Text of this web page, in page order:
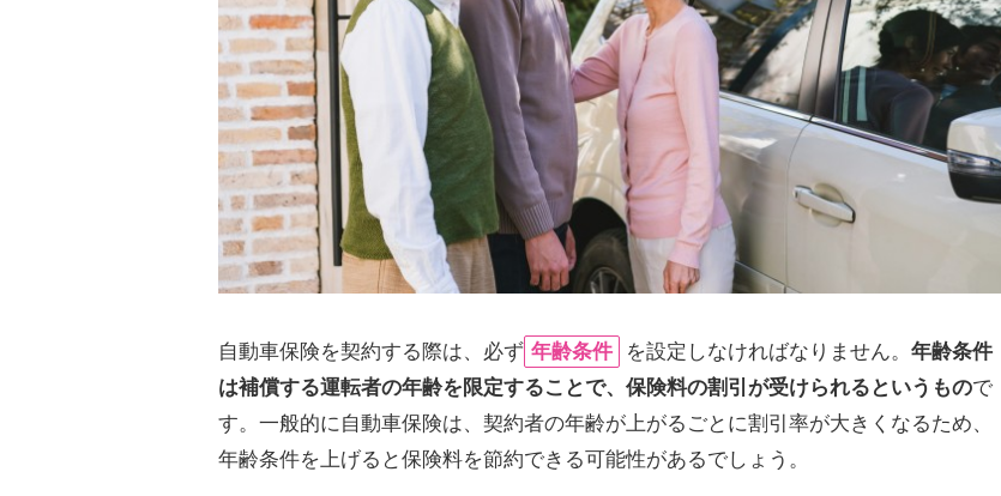
自動車保険を契約する際は、必ず 年齢条件 を設定しなければなりません。 年齢条件
は補償する運転者の年齢を限定することで、保険料の割引が受けられるというもので
す。一般的に自動車保険は、契約者の年齢が上がるごとに割引率が大きくなるため、
年齢条件を上げると保険料を節約できる可能性があるでしょう。